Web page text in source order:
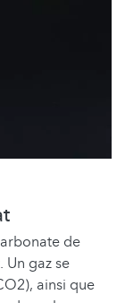
de
gaz se
ainsi que